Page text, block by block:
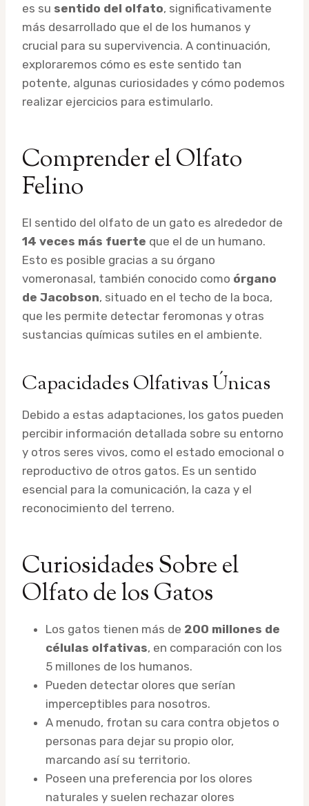
es su sentido del olfato, significativamente
más desarrollado que el de los humanos y
crucial para su supervivencia. A continuación,
exploraremos cómo es este sentido tan
potente, algunas curiosidades y cómo podemos
realizar ejercicios para estimularlo.
Comprender el Olfato
Felino
El sentido del olfato de un gato es alrededor de
14 veces más fuerte que el de un humano.
Esto es posible gracias a su órgano
vomeronasal, también conocido como órgano
de Jacobson, situado en el techo de la boca,
que les permite detectar feromonas y otras
sustancias químicas sutiles en el ambiente.
Capacidades Olfativas Únicas
Debido a estas adaptaciones, los gatos pueden
percibir información detallada sobre su entorno
y otros seres vivos, como el estado emocional o
reproductivo de otros gatos. Es un sentido
esencial para la comunicación, la caza y el
reconocimiento del terreno.
Curiosidades Sobre el
Olfato de los Gatos
Los gatos tienen más de 200 millones de
células olfativas, en comparación con los
5 millones de los humanos.
Pueden detectar olores que serían
imperceptibles para nosotros.
A menudo, frotan su cara contra objetos o
personas para dejar su propio olor,
marcando así su territorio.
Poseen una preferencia por los olores
naturales y suelen rechazar olores